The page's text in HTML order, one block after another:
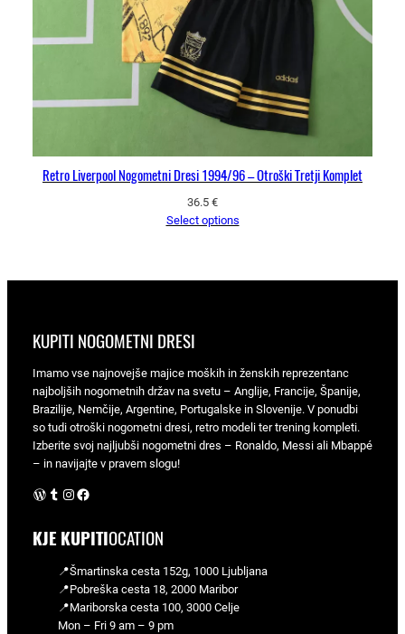
Retro Liverpool Nogometni Dresi 1994/96 – Otroški Tretji Komplet
36.5 €
Select options
KUPITI NOGOMETNI DRESI
Imamo vse najnovejše majice moških in ženskih reprezentanc
najboljših nogometnih držav na svetu – Anglije, Francije, Španije,
Brazilije, Nemčije, Argentine, Portugalske in Slovenije. V ponudbi
so tudi otroški nogometni dresi, retro modeli ter trening kompleti.
Izberite svoj najljubši nogometni dres – Ronaldo, Messi ali Mbappé
– in navijajte v pravem slogu!
WordPress Instagram Facebook
KJE KUPITIOCATION
📍Šmartinska cesta 152g, 1000 Ljubljana
📍Pobreška cesta 18, 2000 Maribor
📍Mariborska cesta 100, 3000 Celje
Mon – Fri 9 am – 9 pm